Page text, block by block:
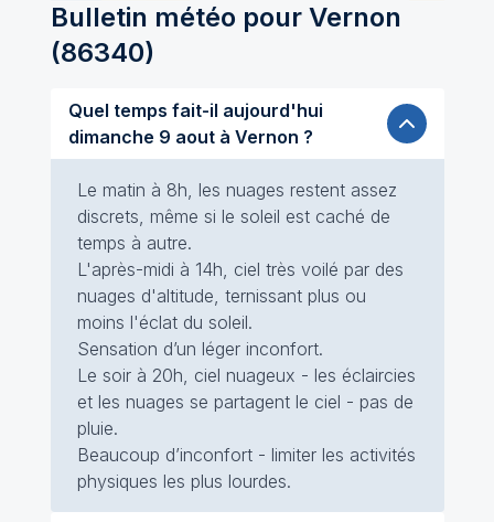
Bulletin météo pour Vernon
(86340)
Quel temps fait-il aujourd'hui
dimanche 9 aout à Vernon ?
Le matin à 8h, les nuages restent assez
discrets, même si le soleil est caché de
temps à autre.
L'après-midi à 14h, ciel très voilé par des
nuages d'altitude, ternissant plus ou
moins l'éclat du soleil.
Sensation d’un léger inconfort.
Le soir à 20h, ciel nuageux - les éclaircies
et les nuages se partagent le ciel - pas de
pluie.
Beaucoup d’inconfort - limiter les activités
physiques les plus lourdes.